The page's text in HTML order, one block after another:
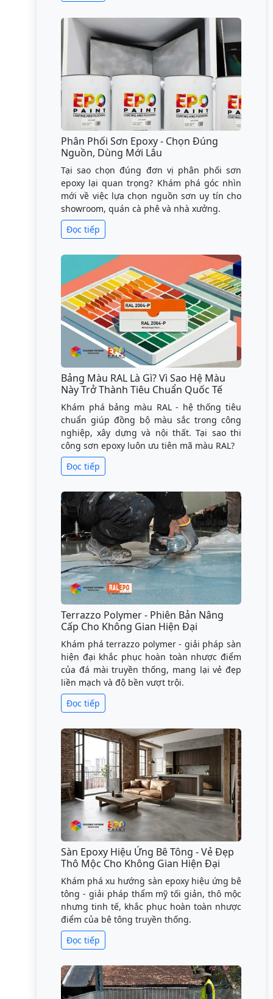
Phân Phối Sơn Epoxy - Chọn Đúng
Nguồn, Dùng Mới Lâu
Tại sao chọn đúng đơn vị phân phối sơn
epoxy lại quan trọng? Khám phá góc nhìn
mới về việc lựa chọn nguồn sơn uy tín cho
showroom, quán cà phê và nhà xưởng.
Đọc tiếp
Bảng Màu RAL Là Gì? Vì Sao Hệ Màu
Này Trở Thành Tiêu Chuẩn Quốc Tế
Khám phá bảng màu RAL - hệ thống tiêu
chuẩn giúp đồng bộ màu sắc trong công
nghiệp, xây dựng và nội thất. Tại sao thi
công sơn epoxy luôn ưu tiên mã màu RAL?
Đọc tiếp
Terrazzo Polymer - Phiên Bản Nâng
Cấp Cho Không Gian Hiện Đại
Khám phá terrazzo polymer - giải pháp sàn
hiện đại khắc phục hoàn toàn nhược điểm
của đá mài truyền thống, mang lại vẻ đẹp
liền mạch và độ bền vượt trội.
Đọc tiếp
Sàn Epoxy Hiệu Ứng Bê Tông - Vẻ Đẹp
Thô Mộc Cho Không Gian Hiện Đại
Khám phá xu hướng sàn epoxy hiệu ứng bê
tông - giải pháp thẩm mỹ tối giản, thô mộc
nhưng tinh tế, khắc phục hoàn toàn nhược
điểm của bê tông truyền thống.
Đọc tiếp